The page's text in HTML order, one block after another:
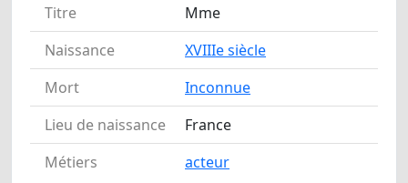
Titre
Mme
Naissance
XVIIIe siècle
Mort
Inconnue
Lieu de naissance
France
Métiers
acteur